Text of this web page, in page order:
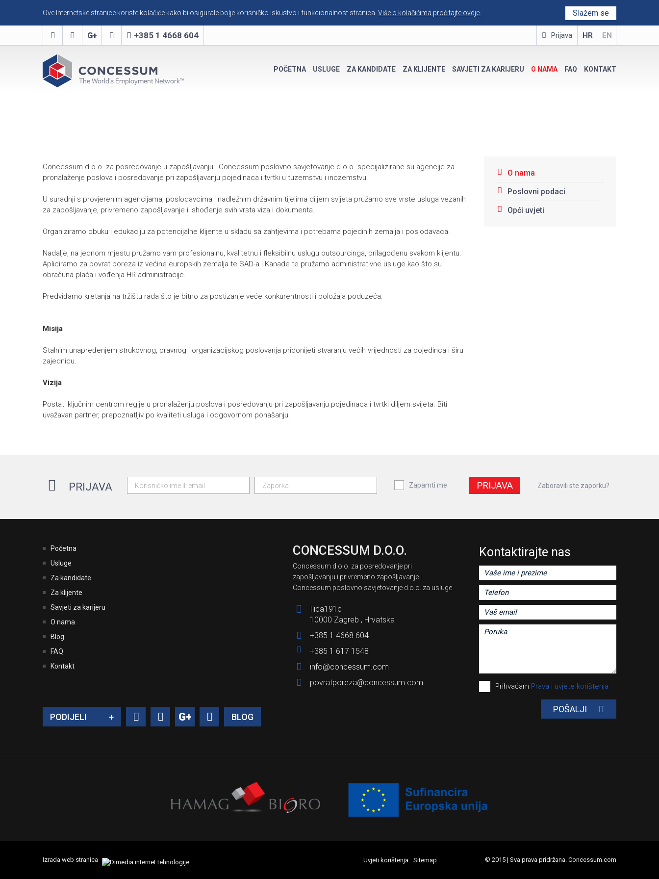
Ove Internetske stranice koriste kolačiće kako bi osigurale bolje korisničko iskustvo i funkcionalnost stranica. Više o kolačićima pročitajte ovdje. Slažem se
+385 1 4668 604 Prijava HR EN
POČETNA USLUGE ZA KANDIDATE ZA KLIJENTE SAVJETI ZA KARIJERU O NAMA FAQ KONTAKT
Concessum d.o.o. za posredovanje u zapošljavanju i Concessum poslovno savjetovanje d.o.o. specijalizirane su agencije za
pronalaženje poslova i posredovanje pri zapošljavanju pojedinaca i tvrtki u tuzemstvu i inozemstvu.
U suradnji s provjerenim agencijama, poslodavcima i nadležnim državnim tijelima diljem svijeta pružamo sve vrste usluga vezanih
za zapošljavanje, privremeno zapošljavanje i ishođenje svih vrsta viza i dokumenta.
Organiziramo obuku i edukaciju za potencijalne klijente u skladu sa zahtjevima i potrebama pojedinih zemalja i poslodavaca.
Nadalje, na jednom mjestu pružamo vam profesionalnu, kvalitetnu i fleksibilnu uslugu outsourcinga, prilagođenu svakom klijentu.
Apliciramo za povrat poreza iz većine europskih zemalja te SAD-a i Kanade te pružamo administrativne usluge kao što su
obračuna plaća i vođenja HR administracije.
Predviđamo kretanja na tržištu rada što je bitno za postizanje veće konkurentnosti i položaja poduzeća.
Misija
Stalnim unapređenjem strukovnog, pravnog i organizacijskog poslovanja pridonijeti stvaranju većih vrijednosti za pojedinca i širu
zajednicu.
Vizija
Postati ključnim centrom regije u pronalaženju poslova i posredovanju pri zapošljavanju pojedinaca i tvrtki diljem svijeta. Biti
uvažavan partner, prepoznatljiv po kvaliteti usluga i odgovornom ponašanju.
O nama
Poslovni podaci
Opći uvjeti
PRIJAVA Zapamti me PRIJAVA Zaboravili ste zaporku?
Početna
Usluge
Za kandidate
Za klijente
Savjeti za karijeru
O nama
Blog
FAQ
Kontakt
PODIJELI + BLOG
CONCESSUM D.O.O.
Concessum d.o.o. za posredovanje pri
zapošljavanju i privremeno zapošljavanje |
Concessum poslovno savjetovanje d.o.o. za usluge
Ilica191c
10000 Zagreb , Hrvatska
+385 1 4668 604
+385 1 617 1548
info@concessum.com
povratporeza@concessum.com
Kontaktirajte nas
Prihvaćam Prava i uvjete korištenja
POŠALJI
Izrada web stranica Uvjeti korištenja Sitemap © 2015 | Sva prava pridržana. Concessum.com